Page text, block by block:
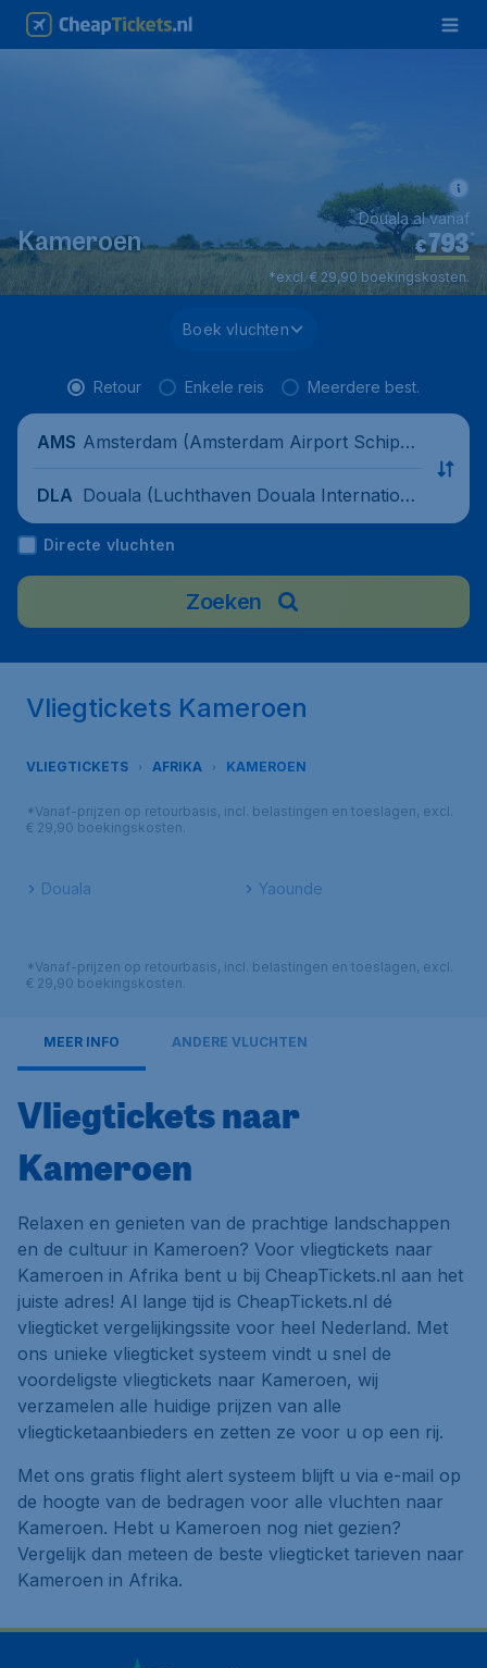
Kameroen €793*
Douala al vanaf
*excl. € 29,90 boekingskosten.
Boek vluchten
Retour Enkele reis Meerdere best.
AMS Amsterdam (Amsterdam Airport Schipho
DLA Douala (Luchthaven Douala Internationa
al), Kameroen
Directe vluchten
Zoeken
Vliegtickets Kameroen
VLIEGTICKETS AFRIKA KAMEROEN
*Vanaf-prijzen op retourbasis, incl. belastingen en toeslagen, excl.
€ 29,90 boekingskosten.
Douala Yaounde
*Vanaf-prijzen op retourbasis, incl. belastingen en toeslagen, excl.
€ 29,90 boekingskosten.
MEER INFO ANDERE VLUCHTEN
Vliegtickets naar
Kameroen
Relaxen en genieten van de prachtige landschappen
en de cultuur in Kameroen? Voor vliegtickets naar
Kameroen in Afrika bent u bij CheapTickets.nl aan het
juiste adres! Al lange tijd is CheapTickets.nl dé
vliegticket vergelijkingssite voor heel Nederland. Met
ons unieke vliegticket systeem vindt u snel de
voordeligste vliegtickets naar Kameroen, wij
verzamelen alle huidige prijzen van alle
vliegticketaanbieders en zetten ze voor u op een rij.
Met ons gratis flight alert systeem blijft u via e-mail op
de hoogte van de bedragen voor alle vluchten naar
Kameroen. Hebt u Kameroen nog niet gezien?
Vergelijk dan meteen de beste vliegticket tarieven naar
Kameroen in Afrika.